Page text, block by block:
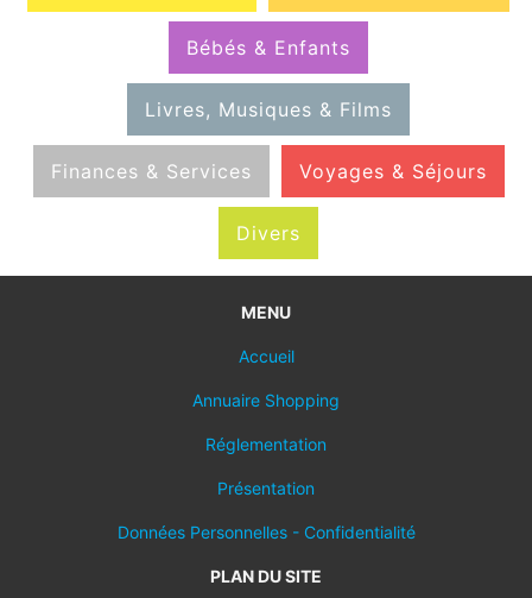
Bébés & Enfants
Livres, Musiques & Films
Finances & Services Voyages & Séjours
Divers
MENU
Accueil
Annuaire Shopping
Réglementation
Présentation
Données Personnelles - Confidentialité
PLAN DU SITE